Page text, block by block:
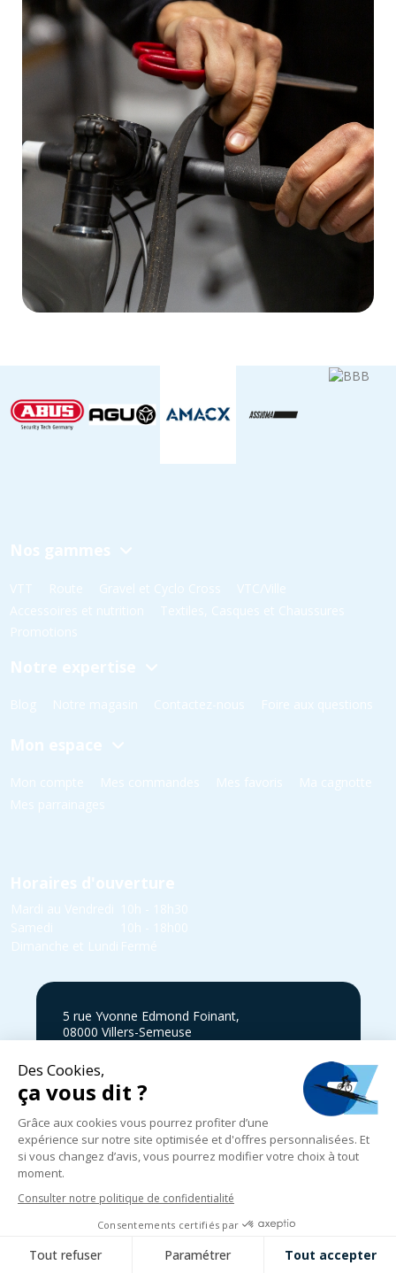
Nos gammes
VTT Route Gravel et Cyclo Cross
VTC/Ville
Accessoires et nutrition
Textiles, Casques et Chaussures
Promotions
Notre expertise
Blog Notre magasin Contactez-nous Foire aux questions
Mon espace
Mon compte Mes commandes Mes favoris
Ma cagnotte
Mes parrainages
Horaires d'ouverture
Mardi au Vendredi
10h - 18h30
Samedi
10h - 18h00
Dimanche et Lundi Fermé
5 rue Yvonne Edmond Foinant,
08000 Villers-Semeuse
infos@cycles-zanet.com
Suivez nous sur Facebook !
Mentions légales|Politique de confidentialité| Expédition, livraison
et retours
Graphik Impact